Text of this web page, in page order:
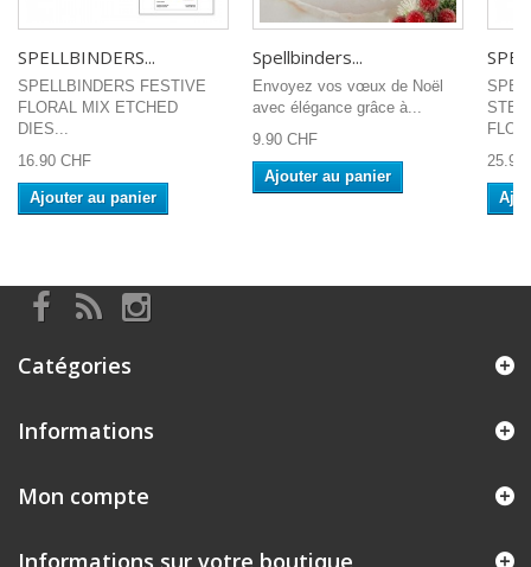
SPELLBINDERS...
SPELLBINDERS FESTIVE
FLORAL MIX ETCHED
DIES...
16.90 CHF
Ajouter au panier
Spellbinders...
Envoyez vos vœux de Noël
avec élégance grâce à...
9.90 CHF
Ajouter au panier
25.90
Catégories
Informations
Mon compte
Informations sur votre boutique